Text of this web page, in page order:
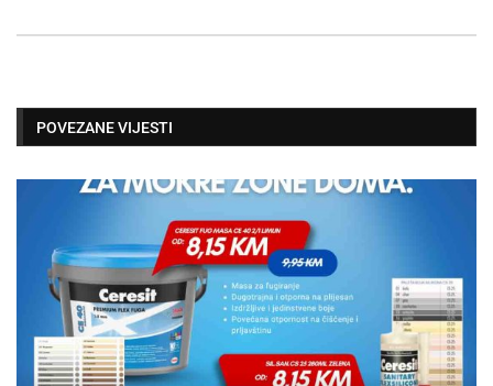
POVEZANE VIJESTI